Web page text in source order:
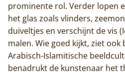
Actueel
Monnik
prominente rol. Verder lopen
het glas zoals vlinders,
duiveltjes en verschijnt de vis
malen. Wie goed kijkt, ziet
Arabisch-Islamitische
benadrukt de kunstenaar het